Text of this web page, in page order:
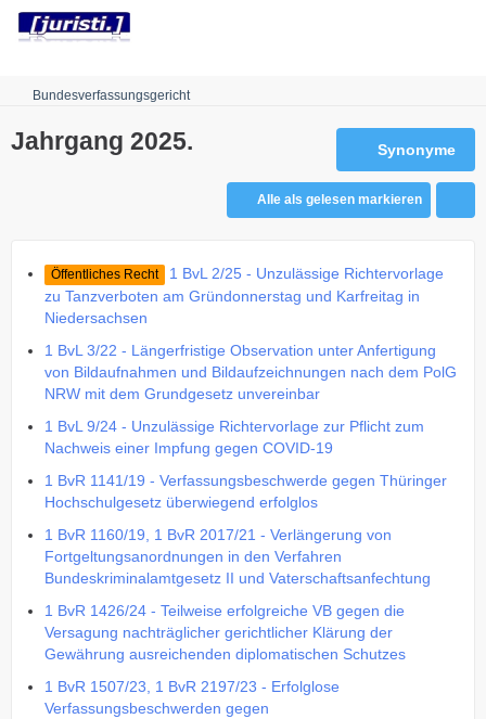
Robots.txt
Bundesverfassungsgericht
Jahrgang 2025. Synonyme
Alle als gelesen markieren
Öffentliches Recht
1 BvL 2/25 - Unzulässige Richtervorlage
zu Tanzverboten am Gründonnerstag und Karfreitag in
Niedersachsen
1 BvL 3/22 - Längerfristige Observation unter Anfertigung
von Bildaufnahmen und Bildaufzeichnungen nach dem PolG
NRW mit dem Grundgesetz unvereinbar
1 BvL 9/24 - Unzulässige Richtervorlage zur Pflicht zum
Nachweis einer Impfung gegen COVID-19
1 BvR 1141/19 - Verfassungsbeschwerde gegen Thüringer
Hochschulgesetz überwiegend erfolglos
1 BvR 1160/19, 1 BvR 2017/21 - Verlängerung von
Fortgeltungsanordnungen in den Verfahren
Bundeskriminalamtgesetz II und Vaterschaftsanfechtung
1 BvR 1426/24 - Teilweise erfolgreiche VB gegen die
Versagung nachträglicher gerichtlicher Klärung der
Gewährung ausreichenden diplomatischen Schutzes
1 BvR 1507/23, 1 BvR 2197/23 - Erfolglose
Verfassungsbeschwerden gegen